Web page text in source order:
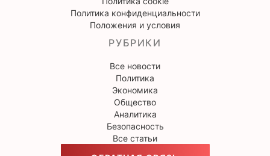
Политика конфиденциальности
Положения и условия
РУБРИКИ
Все новости
Политика
Экономика
Общество
Аналитика
Безопасность
Все статьи